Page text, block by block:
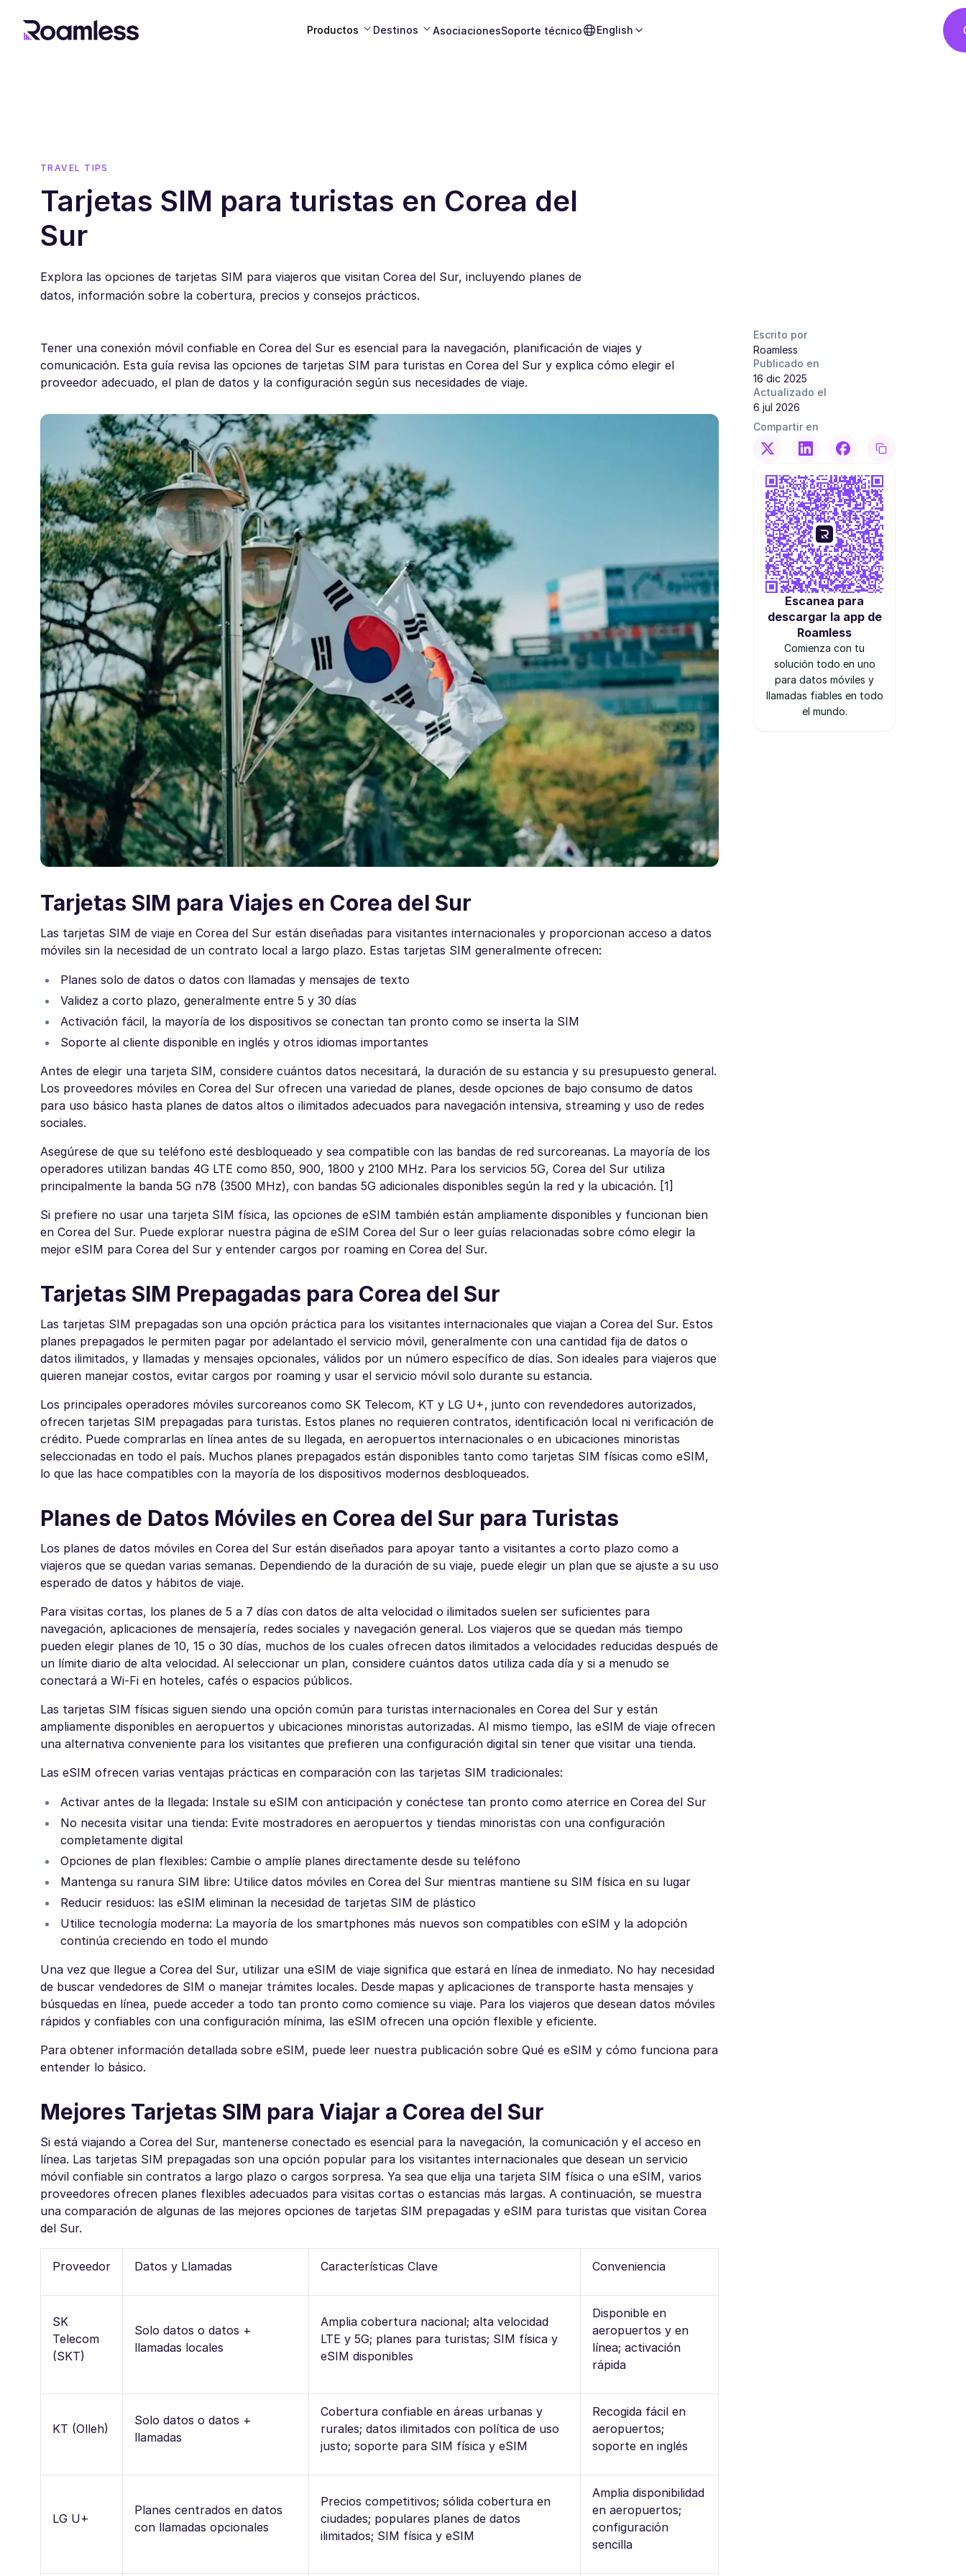
Productos Destinos AsociacionesSoporte técnico English
TRAVEL TIPS
Tarjetas SIM para turistas en Corea del
Sur
Explora las opciones de tarjetas SIM para viajeros que visitan Corea del Sur, incluyendo planes de
datos, información sobre la cobertura, precios y consejos prácticos.
Tener una conexión móvil confiable en Corea del Sur es esencial para la navegación, planificación de viajes y
comunicación. Esta guía revisa las opciones de tarjetas SIM para turistas en Corea del Sur y explica cómo elegir el
proveedor adecuado, el plan de datos y la configuración según sus necesidades de viaje.
Tarjetas SIM para Viajes en Corea del Sur
Las tarjetas SIM de viaje en Corea del Sur están diseñadas para visitantes internacionales y proporcionan acceso a datos
móviles sin la necesidad de un contrato local a largo plazo. Estas tarjetas SIM generalmente ofrecen:
Planes solo de datos o datos con llamadas y mensajes de texto
Validez a corto plazo, generalmente entre 5 y 30 días
Activación fácil, la mayoría de los dispositivos se conectan tan pronto como se inserta la SIM
Soporte al cliente disponible en inglés y otros idiomas importantes
Antes de elegir una tarjeta SIM, considere cuántos datos necesitará, la duración de su estancia y su presupuesto general.
Los proveedores móviles en Corea del Sur ofrecen una variedad de planes, desde opciones de bajo consumo de datos
para uso básico hasta planes de datos altos o ilimitados adecuados para navegación intensiva, streaming y uso de redes
sociales.
Asegúrese de que su teléfono esté desbloqueado y sea compatible con las bandas de red surcoreanas. La mayoría de los
operadores utilizan bandas 4G LTE como 850, 900, 1800 y 2100 MHz. Para los servicios 5G, Corea del Sur utiliza
principalmente la banda 5G n78 (3500 MHz), con bandas 5G adicionales disponibles según la red y la ubicación. [1]
Si prefiere no usar una tarjeta SIM física, las opciones de eSIM también están ampliamente disponibles y funcionan bien
en Corea del Sur. Puede explorar nuestra página de eSIM Corea del Sur o leer guías relacionadas sobre cómo elegir la
mejor eSIM para Corea del Sur y entender cargos por roaming en Corea del Sur.
Tarjetas SIM Prepagadas para Corea del Sur
Las tarjetas SIM prepagadas son una opción práctica para los visitantes internacionales que viajan a Corea del Sur. Estos
planes prepagados le permiten pagar por adelantado el servicio móvil, generalmente con una cantidad fija de datos o
datos ilimitados, y llamadas y mensajes opcionales, válidos por un número específico de días. Son ideales para viajeros que
quieren manejar costos, evitar cargos por roaming y usar el servicio móvil solo durante su estancia.
Los principales operadores móviles surcoreanos como SK Telecom, KT y LG U+, junto con revendedores autorizados,
ofrecen tarjetas SIM prepagadas para turistas. Estos planes no requieren contratos, identificación local ni verificación de
crédito. Puede comprarlas en línea antes de su llegada, en aeropuertos internacionales o en ubicaciones minoristas
seleccionadas en todo el país. Muchos planes prepagados están disponibles tanto como tarjetas SIM físicas como eSIM,
lo que las hace compatibles con la mayoría de los dispositivos modernos desbloqueados.
Planes de Datos Móviles en Corea del Sur para Turistas
Los planes de datos móviles en Corea del Sur están diseñados para apoyar tanto a visitantes a corto plazo como a
viajeros que se quedan varias semanas. Dependiendo de la duración de su viaje, puede elegir un plan que se ajuste a su uso
esperado de datos y hábitos de viaje.
Para visitas cortas, los planes de 5 a 7 días con datos de alta velocidad o ilimitados suelen ser suficientes para
navegación, aplicaciones de mensajería, redes sociales y navegación general. Los viajeros que se quedan más tiempo
pueden elegir planes de 10, 15 o 30 días, muchos de los cuales ofrecen datos ilimitados a velocidades reducidas después de
un límite diario de alta velocidad. Al seleccionar un plan, considere cuántos datos utiliza cada día y si a menudo se
conectará a Wi-Fi en hoteles, cafés o espacios públicos.
Las tarjetas SIM físicas siguen siendo una opción común para turistas internacionales en Corea del Sur y están
ampliamente disponibles en aeropuertos y ubicaciones minoristas autorizadas. Al mismo tiempo, las eSIM de viaje ofrecen
una alternativa conveniente para los visitantes que prefieren una configuración digital sin tener que visitar una tienda.
Las eSIM ofrecen varias ventajas prácticas en comparación con las tarjetas SIM tradicionales:
Activar antes de la llegada: Instale su eSIM con anticipación y conéctese tan pronto como aterrice en Corea del Sur
No necesita visitar una tienda: Evite mostradores en aeropuertos y tiendas minoristas con una configuración
completamente digital
Opciones de plan flexibles: Cambie o amplíe planes directamente desde su teléfono
Mantenga su ranura SIM libre: Utilice datos móviles en Corea del Sur mientras mantiene su SIM física en su lugar
Reducir residuos: las eSIM eliminan la necesidad de tarjetas SIM de plástico
Utilice tecnología moderna: La mayoría de los smartphones más nuevos son compatibles con eSIM y la adopción
continúa creciendo en todo el mundo
Una vez que llegue a Corea del Sur, utilizar una eSIM de viaje significa que estará en línea de inmediato. No hay necesidad
de buscar vendedores de SIM o manejar trámites locales. Desde mapas y aplicaciones de transporte hasta mensajes y
búsquedas en línea, puede acceder a todo tan pronto como comience su viaje. Para los viajeros que desean datos móviles
rápidos y confiables con una configuración mínima, las eSIM ofrecen una opción flexible y eficiente.
Para obtener información detallada sobre eSIM, puede leer nuestra publicación sobre Qué es eSIM y cómo funciona para
entender lo básico.
Mejores Tarjetas SIM para Viajar a Corea del Sur
Si está viajando a Corea del Sur, mantenerse conectado es esencial para la navegación, la comunicación y el acceso en
línea. Las tarjetas SIM prepagadas son una opción popular para los visitantes internacionales que desean un servicio
móvil confiable sin contratos a largo plazo o cargos sorpresa. Ya sea que elija una tarjeta SIM física o una eSIM, varios
proveedores ofrecen planes flexibles adecuados para visitas cortas o estancias más largas. A continuación, se muestra
una comparación de algunas de las mejores opciones de tarjetas SIM prepagadas y eSIM para turistas que visitan Corea
del Sur.
Proveedor Datos y Llamadas Características Clave Conveniencia
SK
Telecom
(SKT)
Solo datos o datos +
llamadas locales
Amplia cobertura nacional; alta velocidad
LTE y 5G; planes para turistas; SIM física y
eSIM disponibles
Disponible en
aeropuertos y en
línea; activación
rápida
KT (Olleh)
Solo datos o datos +
llamadas
Cobertura confiable en áreas urbanas y
rurales; datos ilimitados con política de uso
justo; soporte para SIM física y eSIM
Recogida fácil en
aeropuertos;
soporte en inglés
LG U+
Planes centrados en datos
con llamadas opcionales
Precios competitivos; sólida cobertura en
ciudades; populares planes de datos
ilimitados; SIM física y eSIM
Amplia disponibilidad
en aeropuertos;
configuración
sencilla
Escrito por
Roamless
Publicado en
16 dic 2025
Actualizado el
6 jul 2026
Compartir en
Escanea para
descargar la app de
Roamless
Comienza con tu
solución todo en uno
para datos móviles y
llamadas fiables en todo
el mundo.